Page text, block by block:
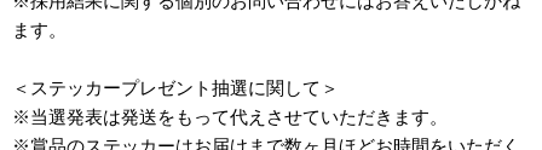
ます。
＜ステッカープレゼント抽選に関して＞
※当選発表は発送をもって代えさせていただきます。